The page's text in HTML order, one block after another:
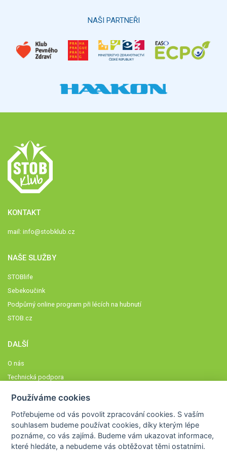
NAŠI PARTNEŘI
KONTAKT
mail: info@stobklub.cz
NAŠE SLUŽBY
STOBlife
Sebekoučink
Podpůrný online program při lécích na hubnutí
STOB.cz
DALŠÍ
O nás
Technická podpora
Členové STOBklubu
Zásady nakládání s osobními údaji
Otestujte se
Používáme cookies
Potřebujeme od vás povolit zpracování cookies. S vaším
souhlasem budeme používat cookies, díky kterým lépe
poznáme,co vás zajímá. Budeme vám ukazovat informace,
které hledáte, a nebudeme vás obtěžovat těmi ostatními.